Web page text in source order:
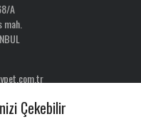
Çekebilir
A